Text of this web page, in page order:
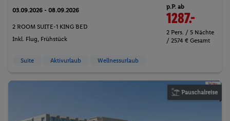
03.09.2026 - 08.09.2026
2 ROOM SUITE-1 KING BED
Inkl. Flug, Frühstück
p.P. ab
1287.-
2 Pers. / 5 Nächte
/ 2574 € Gesamt
Suite Aktivurlaub Wellnessurlaub
Pauschalreise